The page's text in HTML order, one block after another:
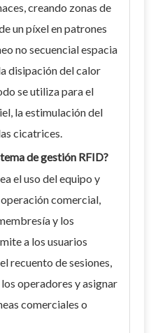
creando zonas de
un píxel en patrones
no secuencial espacia
disipación del calor
se utiliza para el
la estimulación del
cicatrices.
de gestión RFID?
el uso del equipo y
comercial,
y los
a los usuarios
recuento de sesiones,
operadores y asignar
comerciales o